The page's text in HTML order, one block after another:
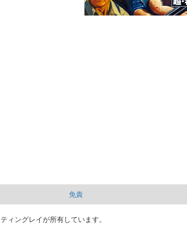
免責
ィングレイが所有しています。